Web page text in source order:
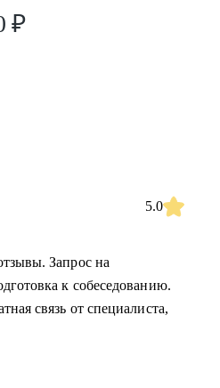
₽
5.0
Запрос на
к собеседованию.
связь от специалиста,